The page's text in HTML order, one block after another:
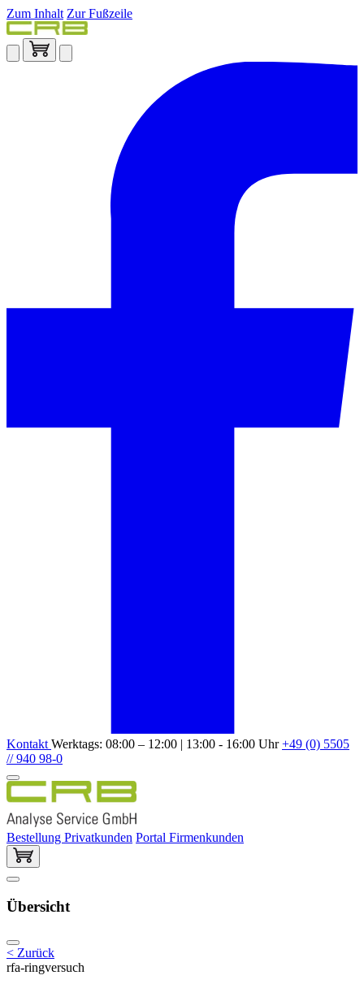
Zum Inhalt Zur Fußzeile
Kontakt Werktags: 08:00 – 12:00 | 13:00 - 16:00 Uhr+49 (0) 5505
// 940 98-0
Bestellung Privatkunden Portal Firmenkunden
Übersicht
< Zurück
rfa-ringversuch